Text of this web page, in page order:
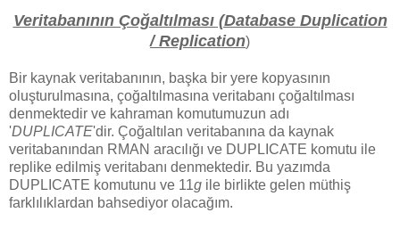
Veritabanının Çoğaltılması (Database Duplication
/ Replication)
Bir kaynak veritabanının, başka bir yere kopyasının
oluşturulmasına, çoğaltılmasına veritabanı çoğaltılması
denmektedir ve kahraman komutumuzun adı
'DUPLICATE'dir. Çoğaltılan veritabanına da kaynak
veritabanından RMAN aracılığı ve DUPLICATE komutu ile
replike edilmiş veritabanı denmektedir. Bu yazımda
DUPLICATE komutunu ve 11g ile birlikte gelen müthiş
farklılıklardan bahsediyor olacağım.